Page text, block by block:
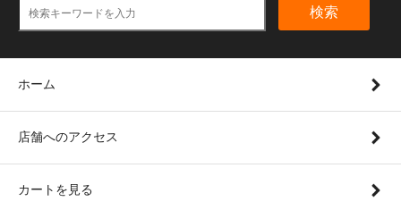
検索
ホーム
店舗へのアクセス
カートを見る